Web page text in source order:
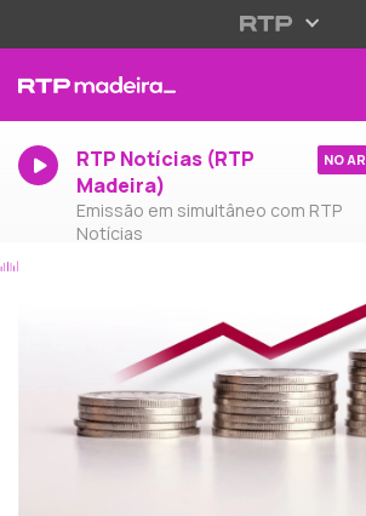
RTP Notícias (RTP
Madeira)
Emissão em simultâneo com RTP
Notícias
NO AR